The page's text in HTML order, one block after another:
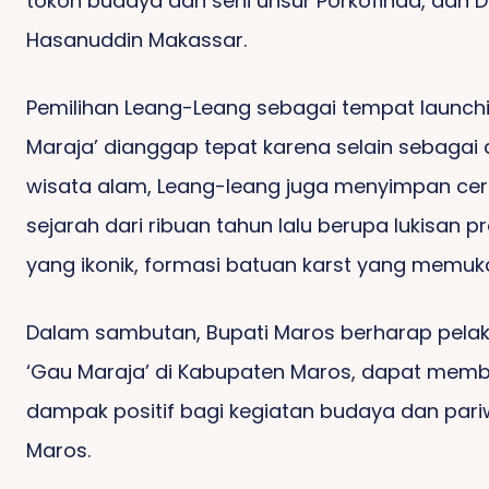
Hasanuddin Makassar.
Pemilihan Leang-Leang sebagai tempat
Maraja’ dianggap tepat karena selain sebagai
wisata alam, Leang-leang juga menyimpan
sejarah dari ribuan tahun lalu berupa lukisan
yang ikonik, formasi batuan karst yang
Dalam sambutan, Bupati Maros berharap
‘Gau Maraja’ di Kabupaten Maros, dapat
dampak positif bagi kegiatan budaya dan
Maros.
Bulukumba Menguat
Hetfield, Destinasi